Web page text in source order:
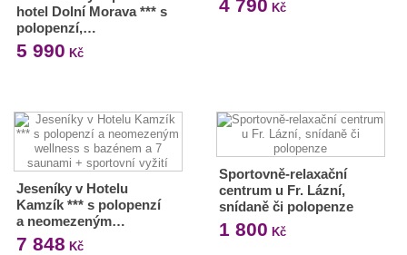
hotel Dolní Morava *** s
polopenzí,…
5 990 Kč
4 790 Kč
Jeseníky v Hotelu
Kamzík *** s polopenzí
a neomezeným…
7 848 Kč
Sportovně-relaxační
centrum u Fr. Lázní,
snídaně či polopenze
1 800 Kč